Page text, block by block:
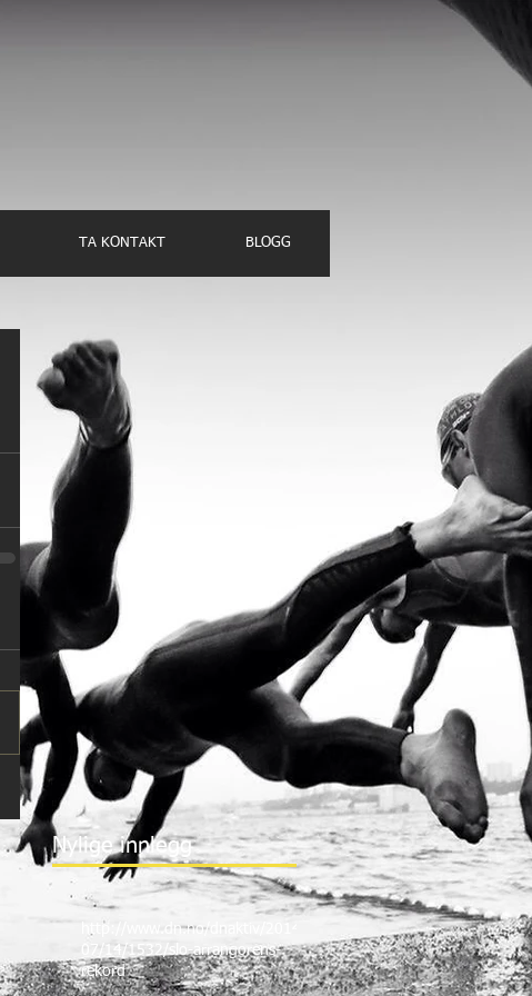
TA KONTAKT BLOGG
Nylige innlegg
http://www.dn.no/dnaktiv/2014/
07/14/1532/slo-arrangorens-
rekord